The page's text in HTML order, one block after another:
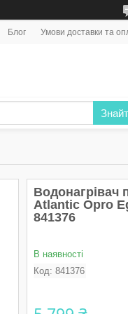
Блог Умови доставки та
Водонагрівач
Atlantic Opro
841376
В наявності
Код: 841376